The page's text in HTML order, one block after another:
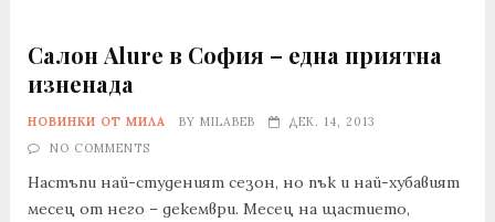
Салон Alure в София – една приятна
изненада
НОВИНКИ ОТ МИЛА BY MILABEB
ДЕК. 14, 2013
NO COMMENTS
Настъпи най-студеният сезон, но пък и най-хубавият
месец от него – декември. Месец на щастието,